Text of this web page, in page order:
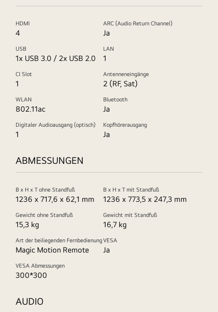
HDMI
4
ARC (Audio Return Channel)
Ja
USB
1x USB 3.0 / 2x USB 2.0
LAN
1
CI Slot
1
Antenneneingänge
2 (RF, Sat)
WLAN
802.11ac
Bluetooth
Ja
Digitaler Audioausgang (optisch)
1
Kopfhörerausgang
Ja
ABMESSUNGEN
B x H x T ohne Standfuß
1236 x 717,6 x 62,1 mm
B x H x T mit Standfuß
1236 x 773,5 x 247,3 mm
Gewicht ohne Standfuß
15,3 kg
Gewicht mit Standfuß
16,7 kg
Art der beiliegenden Fernbedienung
Magic Motion Remote
VESA
Ja
VESA Abmessungen
300*300
AUDIO